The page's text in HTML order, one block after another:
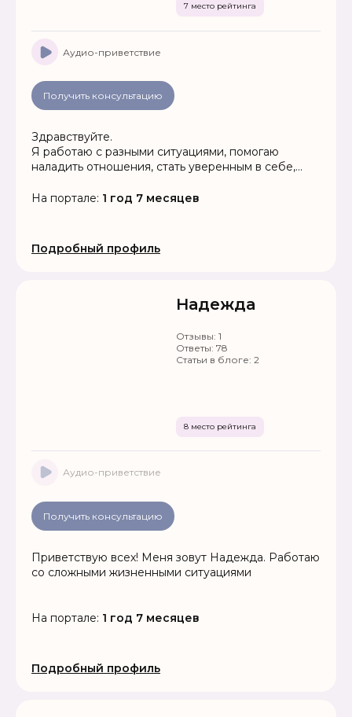
7 место рейтинга
Аудио-приветствие
Получить консультацию
Здравствуйте.
Я работаю с разными ситуациями, помогаю
наладить отношения, стать уверенным в себе,
негативные программы, улучшить физическое
На портале: 1 год 7 месяцев
Подробный профиль
Надежда
8 место рейтинга
Отзывы: 1
Ответы: 78
Статьи в блоге: 2
Аудио-приветствие
Получить консультацию
Приветствую всех! Меня зовут Надежда. Работаю
со сложными жизненными ситуациями
На портале: 1 год 7 месяцев
Подробный профиль